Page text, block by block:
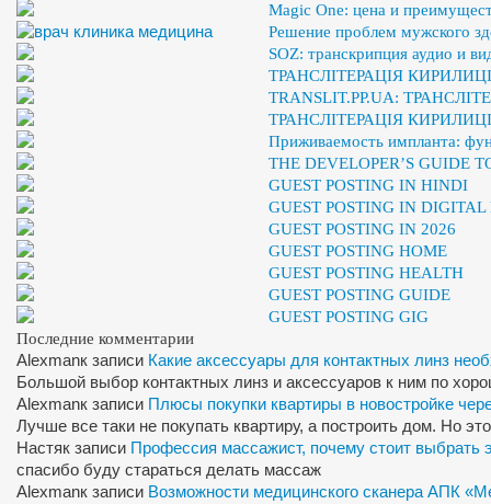
Magic One: цена и
Решение проблем мужского
SOZ: транскрипция аудио и
ТРАНСЛІТЕРАЦІЯ
TRANSLIT.PP.UA:
ТРАНСЛІТЕРАЦІЯ
Приживаемость импланта:
THE DEVELOPER’S GUIDE
GUEST POSTING IN HINDI
GUEST POSTING IN
GUEST POSTING IN 2026
GUEST POSTING HOME
GUEST POSTING HEALTH
GUEST POSTING GUIDE
GUEST POSTING GIG
Последние комментарии
Alexmanк записи Какие аксессуары для контактных линз
Большой выбор контактных линз и аксессуаров к ним по
Alexmanк записи Плюсы покупки квартиры в новостройке
Лучше все таки не покупать квартиру, а построить дом. Но
Настяк записи Профессия массажист, почему стоит выбрать
спасибо буду стараться делать массаж
Alexmanк записи Возможности медицинского сканера АПК